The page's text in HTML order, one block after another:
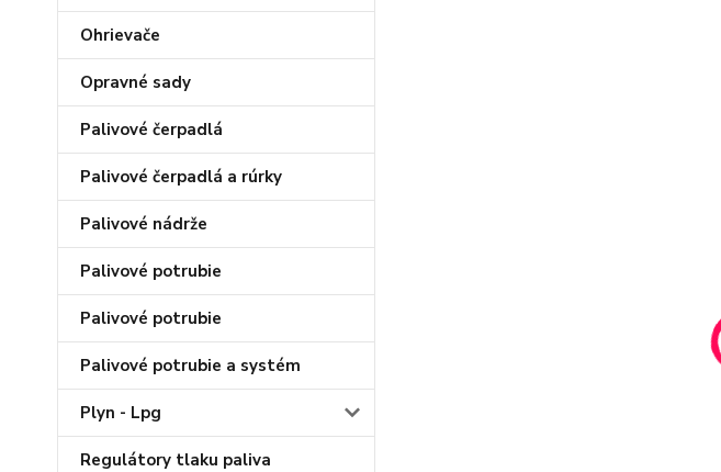
Ohrievače
Opravné sady
Palivové čerpadlá
Palivové čerpadlá a rúrky
Palivové nádrže
Palivové potrubie
Palivové potrubie
Palivové potrubie a systém
Plyn - Lpg
Regulátory tlaku paliva